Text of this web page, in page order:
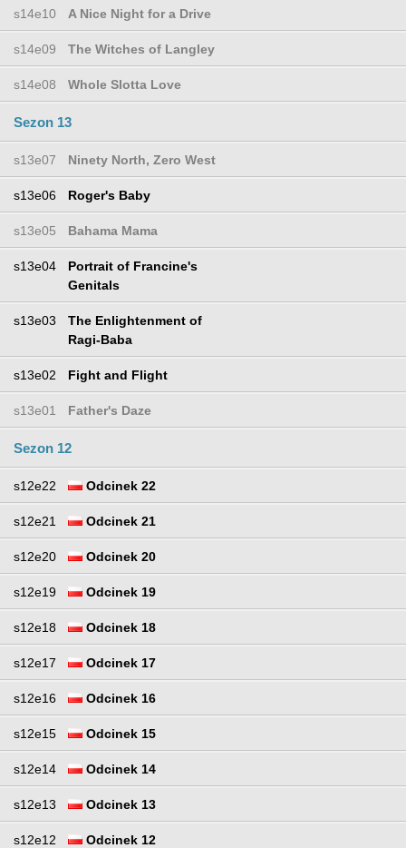
s14e10 A Nice Night for a Drive
s14e09 The Witches of Langley
s14e08 Whole Slotta Love
Sezon 13
s13e07 Ninety North, Zero West
s13e06 Roger's Baby
s13e05 Bahama Mama
s13e04
Portrait of Francine's
Genitals
s13e03
The Enlightenment of
Ragi-Baba
s13e02 Fight and Flight
s13e01 Father's Daze
Sezon 12
s12e22 Odcinek 22
s12e21 Odcinek 21
s12e20 Odcinek 20
s12e19 Odcinek 19
s12e18 Odcinek 18
s12e17 Odcinek 17
s12e16 Odcinek 16
s12e15 Odcinek 15
s12e14 Odcinek 14
s12e13 Odcinek 13
s12e12 Odcinek 12